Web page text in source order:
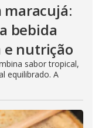
maracujá:
bebida
e nutrição
sabor tropical,
equilibrado. A